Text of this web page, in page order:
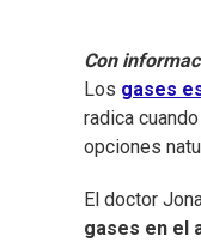
Con
Los gases
radica
opciones
El doctor
gases en el